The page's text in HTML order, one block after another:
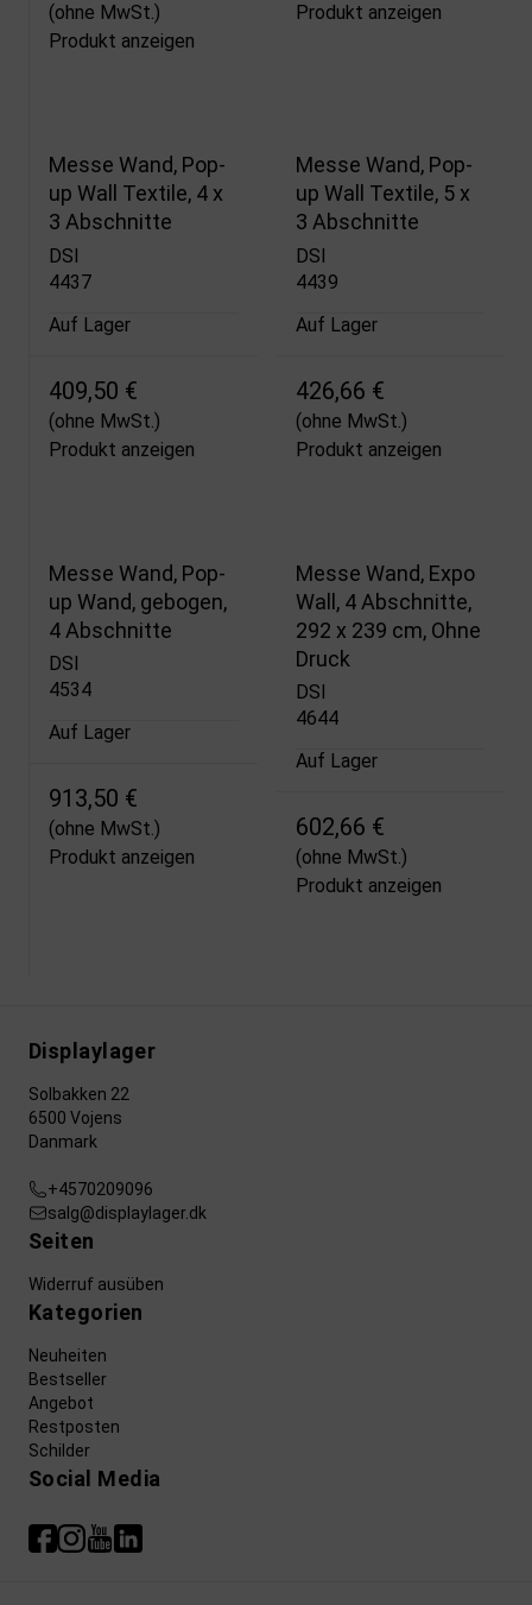
(ohne MwSt.)
Produkt anzeigen
Produkt anzeigen
Messe Wand, Pop-
up Wall Textile, 4 x
3 Abschnitte
DSI
4437
Auf Lager
409,50 €
(ohne MwSt.)
Produkt anzeigen
Messe Wand, Pop-
up Wall Textile, 5 x
3 Abschnitte
DSI
4439
Auf Lager
426,66 €
(ohne MwSt.)
Produkt anzeigen
Messe Wand, Pop-
up Wand, gebogen,
4 Abschnitte
DSI
4534
Auf Lager
913,50 €
(ohne MwSt.)
Produkt anzeigen
Messe Wand, Expo
Wall, 4 Abschnitte,
292 x 239 cm, Ohne
Druck
DSI
4644
Auf Lager
602,66 €
(ohne MwSt.)
Produkt anzeigen
Displaylager
Solbakken 22
6500 Vojens
Danmark
+4570209096
salg@displaylager.dk
Seiten
Widerruf ausüben
Kategorien
Neuheiten
Bestseller
Angebot
Restposten
Schilder
Social Media